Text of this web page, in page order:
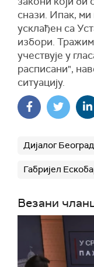
снази. Ипак,
усклађен са
избори.
учествује у
расписани",
ситуацију.
Дијалог
Габријел
Везани